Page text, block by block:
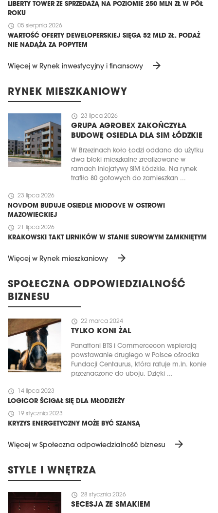
LIBERTY TOWER ZE SPRZEDAŻĄ NA POZIOMIE 250 MLN ZŁ W PÓŁ
ROKU
schedule 05 sierpnia 2026
WARTOŚĆ OFERTY DEWELOPERSKIEJ SIĘGA 52 MLD ZŁ. PODAŻ
NIE NADĄŻA ZA POPYTEM
Więcej w Rynek inwestycyjny i finansowy arrow_forward
RYNEK MIESZKANIOWY
schedule 23 lipca 2026
GRUPA AGROBEX ZAKOŃCZYŁA
BUDOWĘ OSIEDLA DLA SIM ŁÓDZKIE
W Brzezinach koło Łodzi oddano do użytku
dwa bloki mieszkalne zrealizowane w
ramach inicjatywy SIM Łódzkie. Na rynek
trafiło 80 gotowych do zamieszkan ...
schedule 23 lipca 2026
NOVDOM BUDUJE OSIEDLE MIODOVE W OSTROWI
MAZOWIECKIEJ
schedule 21 lipca 2026
KRAKOWSKI TAKT LIRNIKÓW W STANIE SUROWYM ZAMKNIĘTYM
Więcej w Rynek mieszkaniowy arrow_forward
SPOŁECZNA ODPOWIEDZIALNOŚĆ
BIZNESU
schedule 22 marca 2024
TYLKO KONI ŻAL
Panattoni BTS i Commercecon wspierają
powstawanie drugiego w Polsce ośrodka
Fundacji Centaurus, która ratuje m.in. konie
przeznaczone do uboju. Dzięki ...
schedule 14 lipca 2023
LOGICOR ŚCIGAŁ SIĘ DLA MŁODZIEŻY
schedule 19 stycznia 2023
KRYZYS ENERGETYCZNY MOŻE BYĆ SZANSĄ
Więcej w Społeczna odpowiedzialność biznesu arrow_forward
STYLE I WNĘTRZA
schedule 28 stycznia 2026
SECESJA ZE SMAKIEM